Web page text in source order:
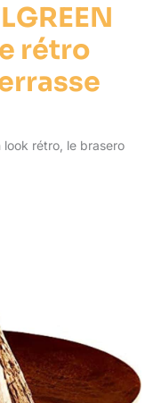
rétro
rétro, le brasero